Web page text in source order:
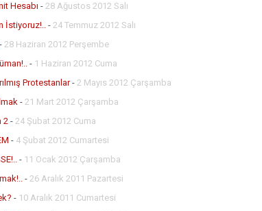
Hesabı - 28 Ağustos 2012 Salı
İstiyoruz!..- 24 Temmuz 2012 Salı
28 Haziran 2012 Perşembe
- 1 Haziran 2012 Cuma
Protestanlar- 2 Mayıs 2012 Çarşamba
- 21 Mart 2012 Çarşamba
2 - 24 Şubat 2012 Cuma
- 4 Şubat 2012 Cumartesi
- 11 Ocak 2012 Çarşamba
- 26 Aralık 2011 Pazartesi
- 10 Aralık 2011 Cumartesi